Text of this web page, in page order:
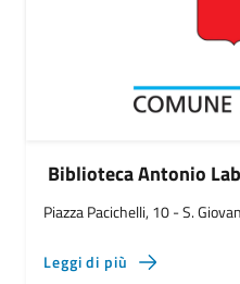
Biblioteca Antonio
Piazza Pacichelli, 10 - S.
Leggi di più